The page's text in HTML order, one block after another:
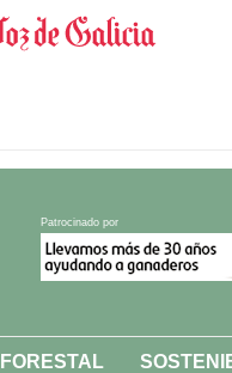
Patrocinado por
FORESTAL